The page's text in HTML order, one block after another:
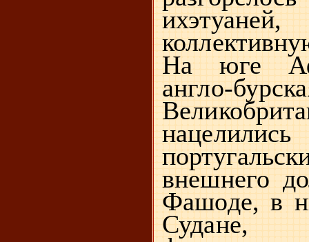
На юге
англо-
внешнего
Фашоде, в
Судане,